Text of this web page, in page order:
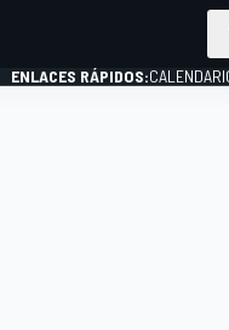
ENLACES RÁPIDOS: